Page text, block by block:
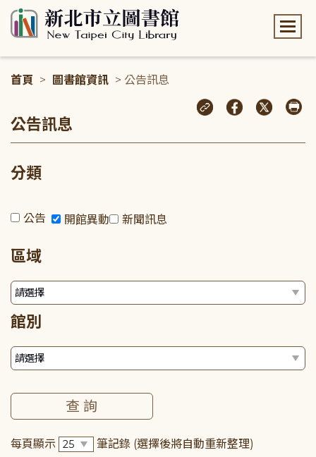
首頁 > 圖書館資訊 > 公告訊息
公告訊息
分類
公告 開館異動 新聞訊息
區域
館別
每頁顯示 筆記錄 (選擇後將自動重新整理)